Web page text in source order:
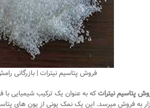
فروش پتاسیم نیترات | بازرگانی
پتاسیم نیترات